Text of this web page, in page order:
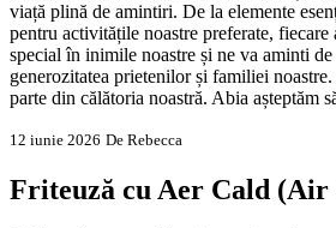
viață plină de amintiri. De la elemente
pentru activitățile noastre preferate,
special în inimile noastre și ne va aminti de
generozitatea prietenilor și familiei
parte din călătoria noastră. Abia așteptăm
12 iunie 2026 De Rebecca
Friteuză cu Aer Cald